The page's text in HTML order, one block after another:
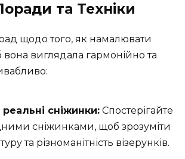
та Техніки
щодо того, як намалювати
виглядала гармонійно та
сніжинки: Спостерігайте
сніжинками, щоб зрозуміти
та різноманітність візерунків.